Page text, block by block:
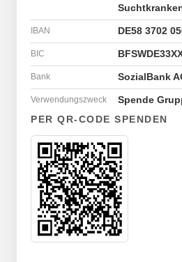
IBAN DE58 3702
BIC
Bank SozialBank
Verwendungszweck
Spende
PER QR-CODE SPENDEN